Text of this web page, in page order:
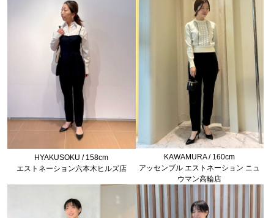
HYAKUSOKU / 158cm
エストネーション六本木ヒルズ店
KAWAMURA / 160cm
アッセンブル エストネーション ニュ
ウマン高輪店